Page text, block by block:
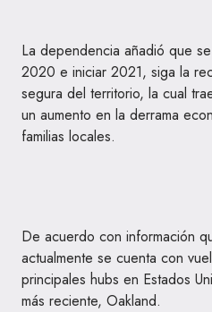
La dependencia añadió que
2020 e iniciar 2021, siga la
segura del territorio, la cual
un aumento en la derrama
familias locales.
De acuerdo con información
actualmente se cuenta con
principales hubs en Estados
más reciente, Oakland.